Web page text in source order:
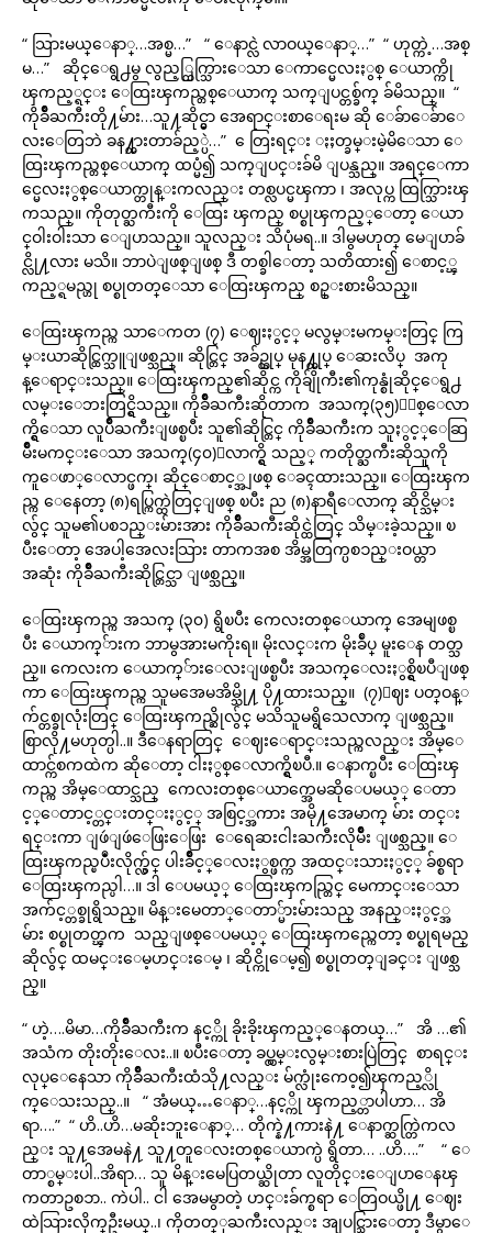
“ သြားမယ္ေနာ္…အစ္မ…” “ ေနာင္လဲ လာဝယ္ေနာ္…” “ ဟုတ္ကဲ့…အစ္
မ…” ဆိုင္ေရွ႕မွ လွည့္ထြက္သြားေသာ ေကာင္မေလးႏွစ္ ေယာက္ကို
ၾကည့္ရင္း ေထြးၾကည္တစ္ေယာက္ သက္ျပင္တစ္ခ်က္ ခ်မိသည္။ “
ကိုခ်ိဳႀကီးတို႔မ်ား…သူ႔ဆိုင္မွာ အေရာင္းစာေရးမ ဆို ေခ်ာေခ်ာေ
လးေတြဘဲ ခန႔္ထားတာခ်ည့္ပဲ…” ေတြးရင္း ႏႈတ္ခမ္းမဲ့မိေသာ ေ
ထြးၾကည္တစ္ေယာက္ ထပ္မံ၍ သက္ျပင္းခ်မိ ျပန္သည္။ အရင္ေကာ
င္မေလးႏွစ္ေယာက္တုန္းကလည္း တစ္လပင္မၾကာ ၊ အလုပ္က ထြက္သြားၾ
ကသည္။ ကိုတုတ္ႀကီးကို ေထြး ၾကည္ စပ္စုၾကည့္ေတာ့ ေယာ
င္ဝါးဝါးသာ ေျပာသည္။ သူလည္း သိပုံမရ..။ ဒါမွမဟုတ္ မေျပာခ်
င္လို႔လား မသိ။ ဘာပဲျဖစ္ျဖစ္ ဒီ တစ္ခါေတာ့ သတိထား၍ ေစာင့္ၾ
ကည့္ရမည္ဟု စပ္စုတတ္ေသာ ေထြးၾကည္ စဥ္းစားမိသည္။
ေထြးၾကည္က သာေကတ (၇) ေဈးႏွင့္ မလွမ္းမကမ္းတြင္ ကြ
မ္းယာဆိုင္ထြက္သူျဖစ္သည္။ ဆိုင္တြင္ အခ်ဥ္ထုပ္ မုန႔္ထုပ္ ေဆးလိပ္ အကု
န္ေရာင္းသည္။ ေထြးၾကည္၏ဆိုင္က ကိုခ်ျိုကီး၏ကုန္စုံဆိုင္ေရွ႕
လမ္းေဘးတြင္ရွိသည္။ ကိုခ်ိဳႀကီးဆိုတာက အသက္(၃၅)ႏွစ္ေလာ
က္ရွိေသာ လူပ်ိဳႀကီးျဖစ္ၿပီး သူ၏ဆိုင္တြင္ ကိုခ်ိဳႀကီးက သူႏွင့္ေဆြ
မ်ိဳးမကင္းေသာ အသက္(၄၀)ေလာက္ရွိ သည့္ ကတိုတ္ႀကီးဆိုသူကို
ကူေဖာ္ေလာင္ဖက္၊ ဆိုင္ေစာင့္အျဖစ္ ေခၚထားသည္။ ေထြးၾက
ည္က ေနေတာ့ (၈)ရပ္ကြက္ထဲတြင္ျဖစ္ ၿပီး ည (၈)နာရီေလာက္ ဆိုင္သိမ္း
လွ်င္ သူမ၏ပစၥည္းမ်ားအား ကိုခ်ိဳႀကီးဆိုင္ထဲတြင္ သိမ္းခဲ့သည္။ ၿ
ပီးေတာ့ အေပါ့အေလးသြား တာကအစ အိမ္အတြက္ပစၥည္းဝယ္တာ
အဆုံး ကိုခ်ိဳႀကီးဆိုင္တြင္သာ ျဖစ္သည္။
ေထြးၾကည္က အသက္ (၃၀) ရွိၿပီး ကေလးတစ္ေယာက္ အေမျဖစ္ၿ
ပီး ေယာက္်ားက ဘာမွအားမကိုးရ။ မိုးလင္းက မိုးခ်ဳပ္ မူးေန တတ္သ
ည္။ ကေလးက ေယာက္်ားေလးျဖစ္ၿပီး အသက္ေလးႏွစ္ရွိၿပီျဖစ္
ကာ ေထြးၾကည္က သူမအေမအိမ္သို႔ ပို႔ထားသည္။ (၇)ေဈး ပတ္ဝန္း
က်င္တစ္ခုလုံးတြင္ ေထြးၾကည္ဆိုလွ်င္ မသိသူမရွိသေလာက္ ျဖစ္သည္။
စြာလို႔မဟုတ္ပါ..။ ဒီေနရာတြင္ ေဈးေရာင္းသည္ကလည္း အိမ္ေ
ထာင္က်စကထဲက ဆိုေတာ့ ငါးႏွစ္ေလာက္ရွိၿပီ.။ ေနာက္ၿပီး ေထြးၾ
ကည္က အိမ္ေထာင္သည္ ကေလးတစ္ေယာက္အေမဆိုေပမယ့္ ေတာ
င့္ေတာင့္တင္းတင္းႏွင့္ အစြင့္အကား အမို႔အေမာက္ မ်ား တင္း
ရင္းကာ ျဖဴျဖဴေဖြးေဖြး ေရေဆးငါးႀကီးလိုမ်ိဳး ျဖစ္သည္။ ေ
ထြးၾကည္ၿပဳံးလိုက္လွ်င္ ပါးခ်ိဳင့္ေလးႏွစ္ဖက္က အထင္းသားႏွင့္ ခ်စ္စရာ
ေထြးၾကည္ပါ…။ ဒါ ေပမယ့္ ေထြးၾကည္တြင္ မေကာင္းေသာ
အက်င့္တစ္ခုရွိသည္။ မိန္းမေတာ္ေတာ္မ်ားမ်ားသည္ အနည္းႏွင့္အ
မ်ား စပ္စုတတ္ၾက သည္ျဖစ္ေပမယ့္ ေထြးၾကည္ကေတာ့ စပ္စုရမည္
ဆိုလွ်င္ ထမင္းေမ့ဟင္းေမ့ ၊ ဆိုင္ကိုေမ့၍ စပ္စုတတ္ျခင္း ျဖစ္သ
ည္။
“ ဟဲ့….မိမာ…ကိုခ်ိဳႀကီးက နင့္ကို ခိုးခိုးၾကည့္ေနတယ္…” အိ …၏
အသံက တိုးတိုးေလး..။ ၿပီးေတာ့ ခပ္လွမ္းလွမ္းစားပြဲတြင္ စာရင္း
လုပ္ေနေသာ ကိုခ်ိဳႀကီးထံသို႔လည္း မ်က္လုံးကေဝ့၍ၾကည့္လို
က္ေသးသည္..။ “ အံမယ္…ေနာ္…နင့္ကို ၾကည့္တာပါဟာ… အိ
ရာ….” “ ဟိ..ဟိ…မဆိုးဘူးေနာ္… တိုက္နဲ႔ကားနဲ႔ ေနာက္ဆက္တြဲကလ
ည္း သူ႔အေမနဲ႔ သူ႔တူေလးတစ္ေယာက္ပဲ ရွိတာ… ..ဟိ….” “ ေ
တာ္စမ္းပါ..အိရာ… သူ မိန္းမေပြတယ္ဆိုတာ လူတိုင္းေျပာေနၾ
ကတာဥစၥာ.. ကဲပါ.. ငါ အေမမွာတဲ့ ဟင္းခ်က္စရာ ေတြဝယ္ဖို႔ ေဈး
ထဲသြားလိုက္ဦးမယ္..၊ ကိုတတ္ုႀကီးလည္း အျပင္သြားေတာ့ ဒီမွာေ